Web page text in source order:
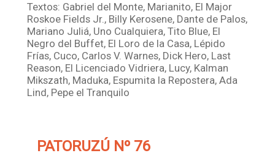
Textos: Gabriel del Monte, Marianito, El Major
Roskoe Fields Jr., Billy Kerosene, Dante de Palos,
Mariano Juliá, Uno Cualquiera, Tito Blue, El
Negro del Buffet, El Loro de la Casa, Lépido
Frías, Cuco, Carlos V. Warnes, Dick Hero, Last
Reason, El Licenciado Vidriera, Lucy, Kalman
Mikszath, Maduka, Espumita la Repostera, Ada
Lind, Pepe el Tranquilo
PATORUZÚ Nº 76